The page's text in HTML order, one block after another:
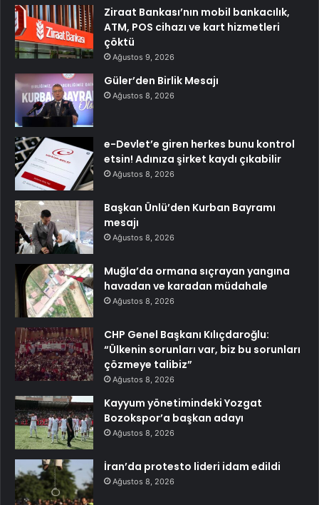
Ziraat Bankası’nın mobil bankacılık,
ATM, POS cihazı ve kart hizmetleri
çöktü
Ağustos 9, 2026
Güler’den Birlik Mesajı
Ağustos 8, 2026
e-Devlet’e giren herkes bunu kontrol
etsin! Adınıza şirket kaydı çıkabilir
Ağustos 8, 2026
Başkan Ünlü’den Kurban Bayramı
mesajı
Ağustos 8, 2026
Muğla’da ormana sıçrayan yangına
havadan ve karadan müdahale
Ağustos 8, 2026
CHP Genel Başkanı Kılıçdaroğlu:
“Ülkenin sorunları var, biz bu sorunları
çözmeye talibiz”
Ağustos 8, 2026
Kayyum yönetimindeki Yozgat
Bozokspor’a başkan adayı
Ağustos 8, 2026
İran’da protesto lideri idam edildi
Ağustos 8, 2026